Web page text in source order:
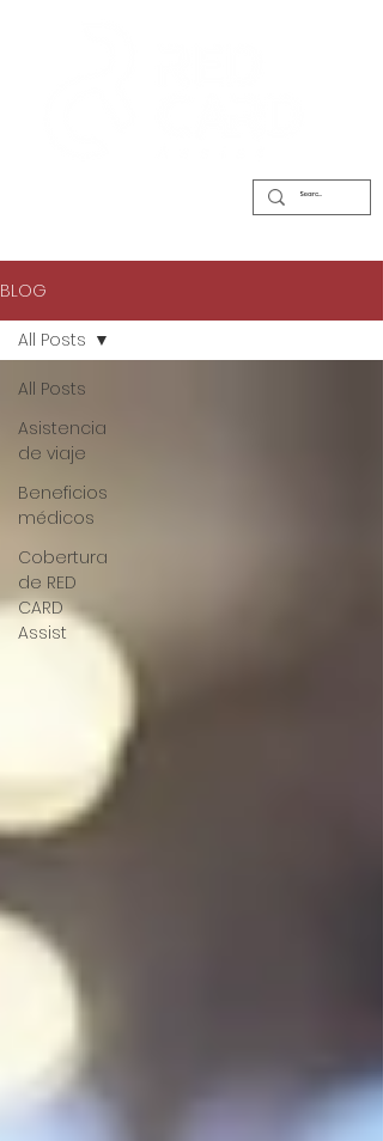
BLOG
All Posts
Asistencia
de viaje
Beneficios
médicos
Cobertura
de RED
CARD
Assist
All Posts